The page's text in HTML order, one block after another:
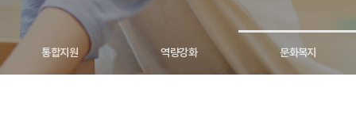
국내사업 통합지원 역량강화 문화복지